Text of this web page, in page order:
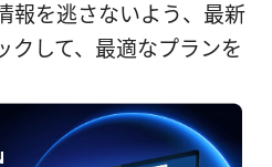
報を逃さないよう、最新
クして、最適なプランを